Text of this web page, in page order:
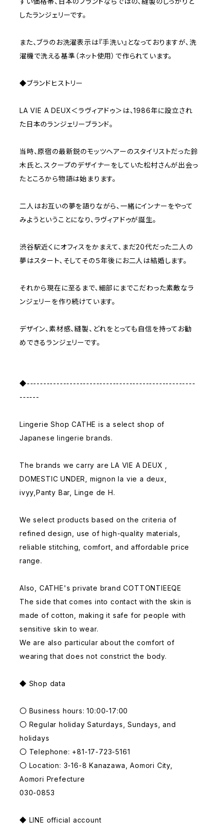
したランジェリーです。
また、ブラのお洗濯表示は『手洗い』となっておりますが、洗
濯機で洗える基準（ネット使用）で作られています。
◆ブランドヒストリー
LA VIE A DEUX＜ラヴィアドゥ＞は、1986年に設立され
た日本のランジェリーブランド。
当時、原宿の最新鋭のモッツヘアーのスタイリストだった鈴
木氏と、スクープのデザイナーをしていた松村さんが出会っ
たところから物語は始まります。
二人はお互いの夢を語りながら、一緒にインナーをやって
みようということになり、ラヴィアドゥが誕生。
渋谷駅近くにオフィスをかまえて、まだ20代だった二人の
夢はスタート、そしてその５年後にお二人は結婚します。
それから現在に至るまで、細部にまでこだわった素敵なラ
ンジェリーを作り続けています。
デザイン、素材感、縫製、どれをとっても自信を持ってお勧
めできるランジェリーです。
◆---------------------------------------------------
------
Lingerie Shop CATHE is a select shop of
Japanese lingerie brands.
The brands we carry are LA VIE A DEUX ,
DOMESTIC UNDER, mignon la vie a deux,
ivyy,Panty Bar, Linge de H.
We select products based on the criteria of
refined design, use of high-quality materials,
reliable stitching, comfort, and affordable price
range.
Also, CATHE's private brand COTTONTIEEQE
The side that comes into contact with the skin is
made of cotton, making it safe for people with
sensitive skin to wear.
We are also particular about the comfort of
wearing that does not constrict the body.
◆ Shop data
〇 Business hours: 10:00-17:00
〇 Regular holiday Saturdays, Sundays, and
holidays
〇 Telephone: +81-17-723-5161
〇 Location: 3-16-8 Kanazawa, Aomori City,
Aomori Prefecture
030-0853
◆ LINE official account